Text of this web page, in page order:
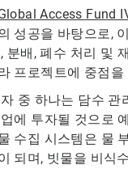
Access Fund
성공을 바탕으로,
분배, 폐수 처리 및
프로젝트에 중점을
중 하나는 담수 관
에 투자될 것으로
수집 시스템은 물
되며, 빗물을 비식